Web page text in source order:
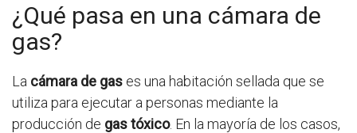
¿Qué pasa en una cámara de
gas?
La cámara de gas es una habitación sellada que se
utiliza para ejecutar a personas mediante la
producción de gas tóxico. En la mayoría de los casos,